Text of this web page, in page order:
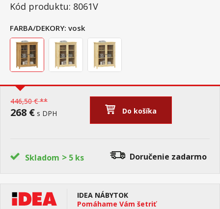
Kód produktu: 8061V
FARBA/DEKORY: vosk
446,50 € **
268 € s DPH Do košíka
Skladom > 5 ks Doručenie zadarmo
IDEA NÁBYTOK
Pomáhame Vám šetriť